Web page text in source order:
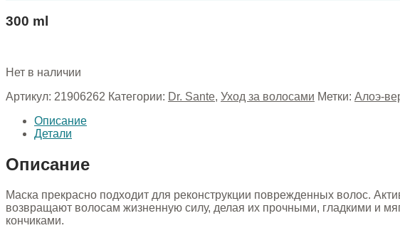
300 ml
Нет в наличии
Артикул: 21906262 Категории: Dr. Sante, Уход за волосами Метки: Алоэ-
Описание
Детали
Описание
Маска прекрасно подходит для реконструкции поврежденных волос.
возвращают волосам жизненную силу, делая их прочными, гладкими и
кончиками.